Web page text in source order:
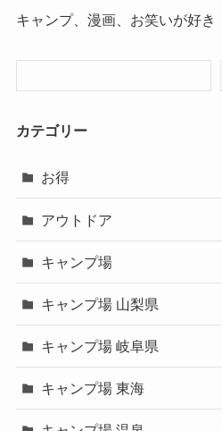
キャンプ、漫画、お笑いが好き
カテゴリー
お得
アウトドア
キャンプ場
キャンプ場 山梨県
キャンプ場 岐阜県
キャンプ場 東海